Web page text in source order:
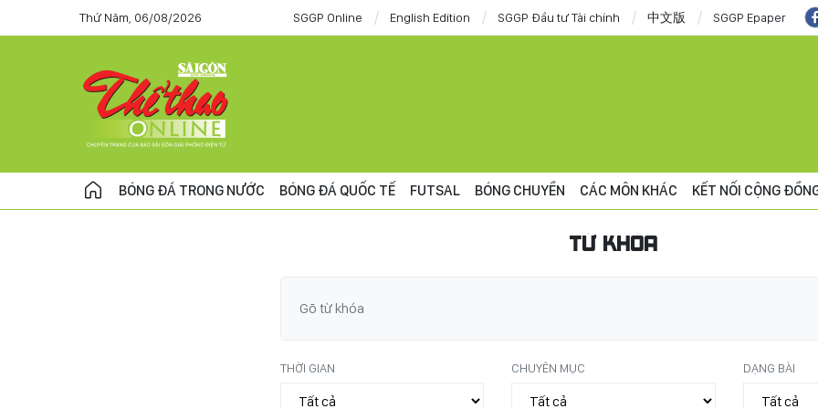
Thứ Năm, 06/08/2026 SGGP Online English Edition SGGP Đầu tư Tài chính 中文版 SGGP Epaper
BÓNG ĐÁ TRONG NƯỚC BÓNG ĐÁ QUỐC TẾ FUTSAL BÓNG CHUYỀN CÁC MÔN KHÁC KẾT NỐI CỘNG
TỪ KHÓA
THỜI GIAN CHUYÊN MỤC DẠNG BÀI